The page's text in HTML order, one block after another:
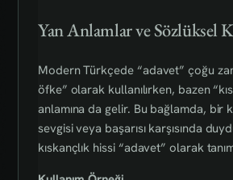
Yan Anlamlar ve Sözlüksel
Modern Türkçede “adavet” çoğu
öfke” olarak kullanılırken, bazen
anlamına da gelir. Bu bağlamda, bir
sevgisi veya başarısı karşısında
kıskançlık hissi “adavet” olarak